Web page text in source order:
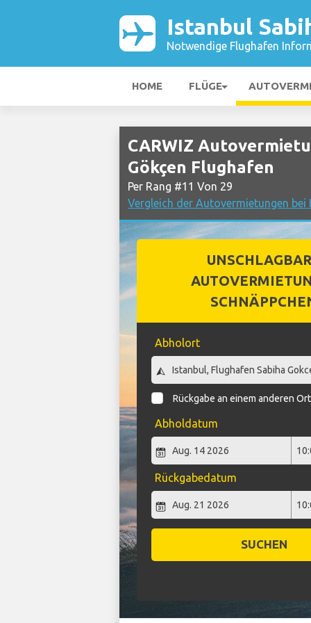
Istanbul
Notwendige Flughafen
HOME FLÜGE
CARWIZ
Gökçen Flughafen
Per Rang #11 Von 29
Vergleich der Autovermietungen bei
Abholort
Rückgabe an einem anderen Ort
Abholdatum
Rückgabedatum
SUCHEN